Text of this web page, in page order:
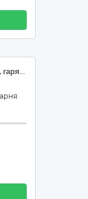
«Капітальний ремонт мереж холодного, гарячого водопостачання та каналізації корпусу №15 Державного некомерційного підприємства «Національна дитяча спеціалізована лікарня «Охматдит» МОЗ України» за адресою: м. Київ, вул. Чорновола 28/1» (ДК 021:2015: 45453000-7 — Капітальний ремонт і реставрація)